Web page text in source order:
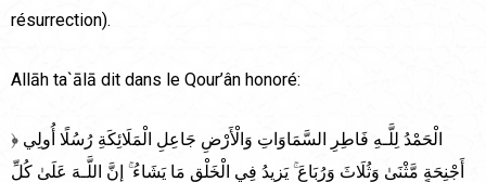
résurrection).
Allāh ta`ālā dit dans le Qour’ân honoré:
﴿ الْحَمْدُ لِلَّـهِ فَاطِرِ‌ السَّمَاوَاتِ وَالْأَرْ‌ضِ جَاعِلِ الْمَلَائِكَةِ رُ‌سُلًا أُولِي
أَجْنِحَةٍ مَّثْنَىٰ وَثُلَاثَ وَرُ‌بَاعَ ۚ يَزِيدُ فِي الْخَلْقِ مَا يَشَاءُ ۚ إِنَّ اللَّـهَ عَلَىٰ كُلِّ